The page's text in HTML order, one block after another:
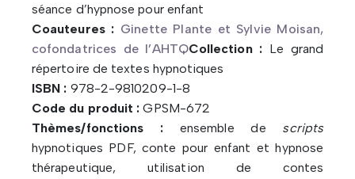
séance d’hypnose pour enfant
Coauteures : Ginette Plante et Sylvie Moisan,
cofondatrices de l’AHTQCollection : Le grand
répertoire de textes hypnotiques
ISBN : 978-2-9810209-1-8
Code du produit : GPSM-672
Thèmes/fonctions : ensemble de scripts
hypnotiques PDF, conte pour enfant et hypnose
thérapeutique, utilisation de contes